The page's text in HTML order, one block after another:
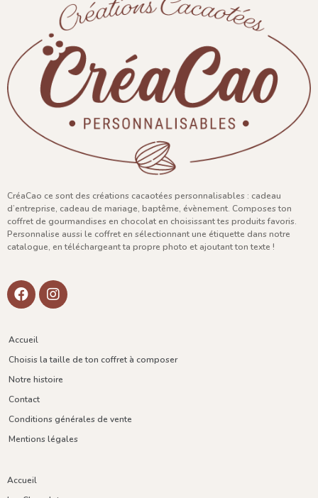
CréaCao ce sont des créations cacaotées personnalisables : cadeau
d’entreprise, cadeau de mariage, baptême, évènement. Composes ton
coffret de gourmandises en chocolat en choisissant tes produits favoris.
Personnalise aussi le coffret en sélectionnant une étiquette dans notre
catalogue, en téléchargeant ta propre photo et ajoutant ton texte !
Accueil
Choisis la taille de ton coffret à composer
Notre histoire
Contact
Conditions générales de vente
Mentions légales
Accueil